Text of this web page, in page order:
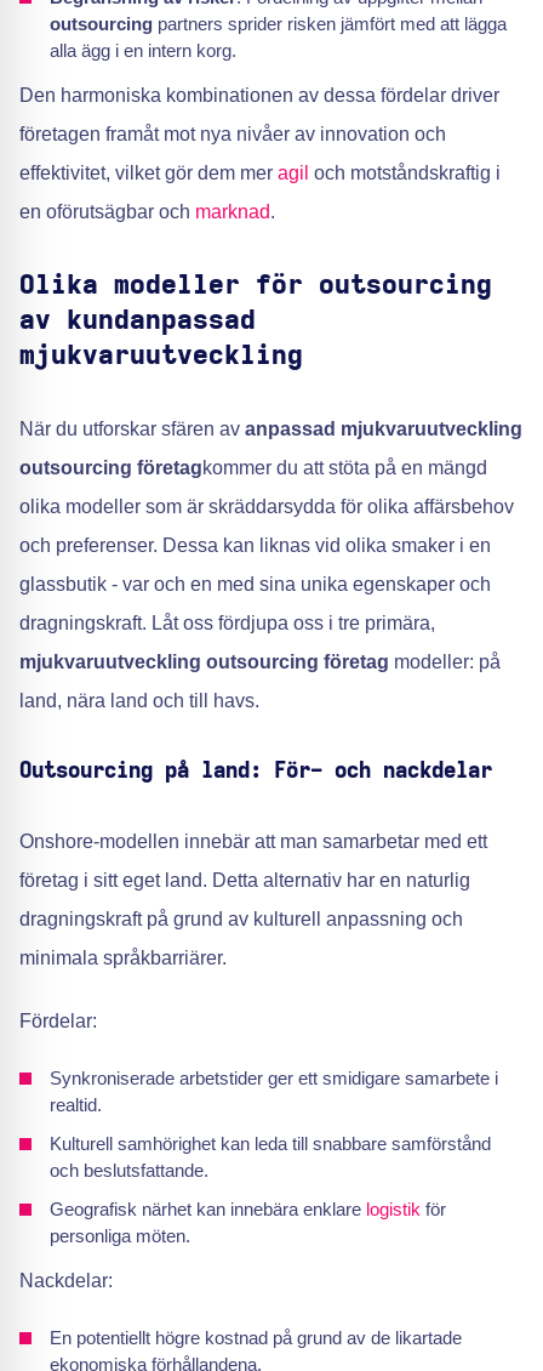
outsourcing partners sprider risken jämfört med att lägga
alla ägg i en intern korg.
Den harmoniska kombinationen av dessa fördelar driver
företagen framåt mot nya nivåer av innovation och
effektivitet, vilket gör dem mer agil och motståndskraftig i
en oförutsägbar och marknad.
Olika modeller för outsourcing
av kundanpassad
mjukvaruutveckling
När du utforskar sfären av anpassad mjukvaruutveckling
outsourcing företagkommer du att stöta på en mängd
olika modeller som är skräddarsydda för olika affärsbehov
och preferenser. Dessa kan liknas vid olika smaker i en
glassbutik - var och en med sina unika egenskaper och
dragningskraft. Låt oss fördjupa oss i tre primära,
mjukvaruutveckling outsourcing företag modeller: på
land, nära land och till havs.
Outsourcing på land: För- och nackdelar
Onshore-modellen innebär att man samarbetar med ett
företag i sitt eget land. Detta alternativ har en naturlig
dragningskraft på grund av kulturell anpassning och
minimala språkbarriärer.
Fördelar:
Synkroniserade arbetstider ger ett smidigare samarbete i
realtid.
Kulturell samhörighet kan leda till snabbare samförstånd
och beslutsfattande.
Geografisk närhet kan innebära enklare logistik för
personliga möten.
Nackdelar:
En potentiellt högre kostnad på grund av de likartade
ekonomiska förhållandena.